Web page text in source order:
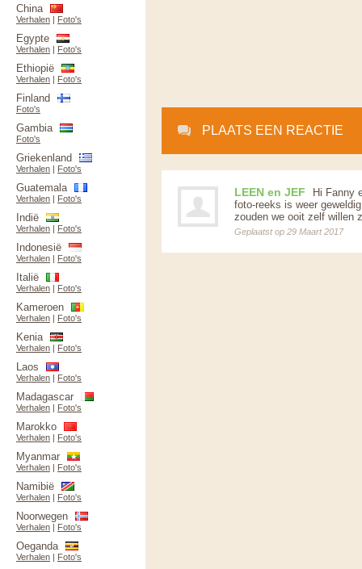
PLAATS EEN REACTIE
LEEN en JEF
Hi Fanny
foto-reeks is weer
zouden we ooit zelf willen
Geplaatst op 29 Maart 2017
China
Verhalen | Foto's
Egypte
Verhalen | Foto's
Ethiopië
Verhalen | Foto's
Finland
Foto's
Gambia
Foto's
Griekenland
Verhalen | Foto's
Guatemala
Verhalen | Foto's
Indië
Verhalen | Foto's
Indonesië
Verhalen | Foto's
Italië
Verhalen | Foto's
Kameroen
Verhalen | Foto's
Kenia
Verhalen | Foto's
Laos
Verhalen | Foto's
Madagascar
Verhalen | Foto's
Marokko
Verhalen | Foto's
Myanmar
Verhalen | Foto's
Namibië
Verhalen | Foto's
Noorwegen
Verhalen | Foto's
Oeganda
Verhalen | Foto's